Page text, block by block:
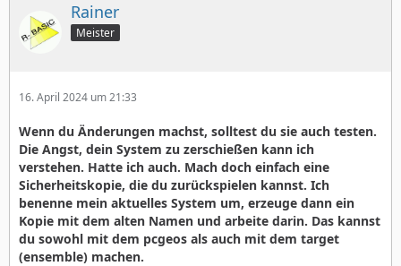
Rainer
Meister
16. April 2024 um 21:33
Wenn du Änderungen machst, solltest du sie auch testen.
Die Angst, dein System zu zerschießen kann ich
verstehen. Hatte ich auch. Mach doch einfach eine
Sicherheitskopie, die du zurückspielen kannst. Ich
benenne mein aktuelles System um, erzeuge dann ein
Kopie mit dem alten Namen und arbeite darin. Das kannst
du sowohl mit dem pcgeos als auch mit dem target
(ensemble) machen.